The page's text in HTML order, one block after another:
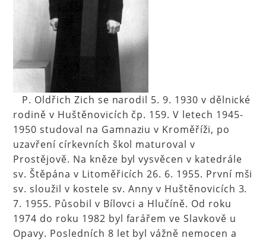
P. Oldřich Zich se narodil 5. 9. 1930 v dělnické
rodině v Huštěnovicích čp. 159. V letech 1945-
1950 studoval na Gamnaziu v Kroměříži, po
uzavření církevních škol maturoval v
Prostějově. Na kněze byl vysvěcen v katedrále
sv. Štěpána v Litoměřicích 26. 6. 1955. První mši
sv. sloužil v kostele sv. Anny v Huštěnovicích 3.
7. 1955. Působil v Bílovci a Hlučíně. Od roku
1974 do roku 1982 byl farářem ve Slavkově u
Opavy. Posledních 8 let byl vážně nemocen a